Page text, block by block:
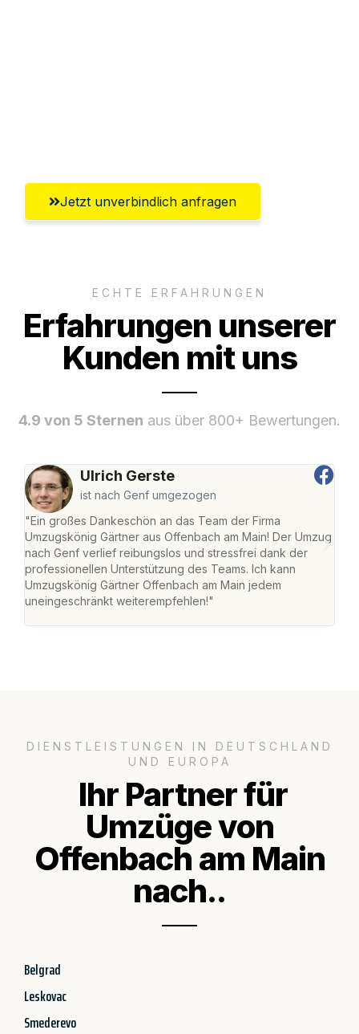
Jetzt unverbindlich anfragen
ECHTE ERFAHRUNGEN
Erfahrungen unserer
Kunden mit uns
4.9 von 5 Sternen aus über 800+ Bewertungen.
Ulrich Gerste
ist nach Genf umgezogen
"Ein großes Dankeschön an das Team der Firma
Umzugskönig Gärtner aus Offenbach am Main! Der Umzug
nach Genf verlief reibungslos und stressfrei dank der
professionellen Unterstützung des Teams. Ich kann
Umzugskönig Gärtner Offenbach am Main jedem
uneingeschränkt weiterempfehlen!"
DIENSTLEISTUNGEN IN DEUTSCHLAND
UND EUROPA
Ihr Partner für
Umzüge von
Offenbach am Main
nach..
Belgrad
Leskovac
Smederevo